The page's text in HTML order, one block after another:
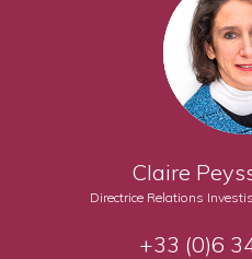
Claire
Directrice Relations
+33 (0)6